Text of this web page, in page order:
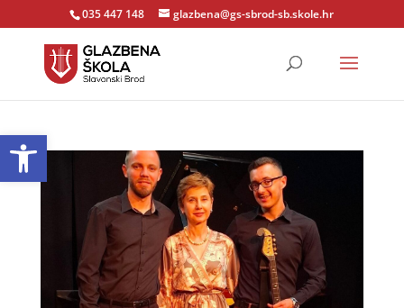
Open toolbar
035 447 148 glazbena@gs-sbrod-sb.skole.hr